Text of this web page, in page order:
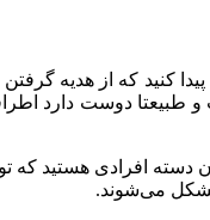
پیدا کنید که از هدیه
دوست دارد
دسته افرادی هستید که
می‌شوند.